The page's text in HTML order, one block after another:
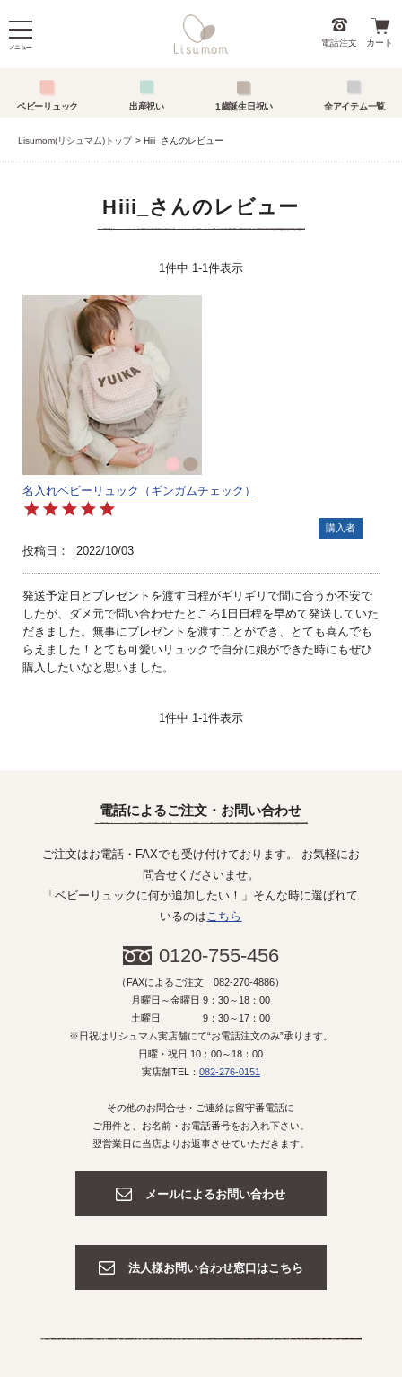
メニュー 電話注文 カート
ベビーリュック 出産祝い 1歳誕生日祝い 全アイテム一覧
Lisumom(リシュマム)トップ Hiii_さんのレビュー
Hiii_さんのレビュー
1件中 1-1件表示
名入れベビーリュック（ギンガムチェック）
購入者
投稿日 2022/10/03
発送予定日とプレゼントを渡す日程がギリギリで間に合うか不安で
したが、ダメ元で問い合わせたところ1日日程を早めて発送していた
だきました。無事にプレゼントを渡すことができ、とても喜んでも
らえました！とても可愛いリュックで自分に娘ができた時にもぜひ
購入したいなと思いました。
1件中 1-1件表示
電話によるご注文・お問い合わせ
ご注文はお電話・FAXでも受け付けております。 お気軽にお
問合せくださいませ。
「ベビーリュックに何か追加したい！」そんな時に選ばれて
いるのはこちら
0120-755-456
（FAXによるご注文 082-270-4886）
月曜日～金曜日 9：30～18：00
土曜日 9：30～17：00
※日祝はリシュマム実店舗にて“お電話注文のみ”承ります。
日曜・祝日 10：00～18：00
実店舗TEL： 082-276-0151
その他のお問合せ・ご連絡は留守番電話に
ご用件と、お名前・お電話番号をお入れ下さい。
翌営業日に当店よりお返事させていただきます。
メールによるお問い合わせ
法人様お問い合わせ窓口はこちら